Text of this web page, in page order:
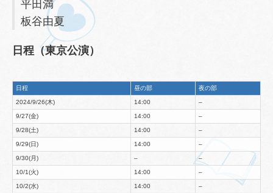
平田満
板谷由夏
日程（東京公演）
日程 昼の部 夜の部
2024/9/26(木) 14:00 –
9/27(金) 14:00 –
9/28(土) 14:00 –
9/29(日) 14:00 –
9/30(月) – –
10/1(火) 14:00 –
10/2(水) 14:00 –